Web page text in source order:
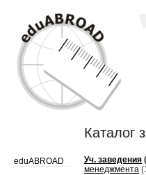
Каталог
eduABROAD Уч. заведения
менеджмента